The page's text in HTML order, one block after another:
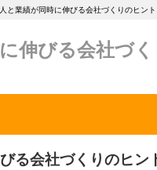
と業績が同時に伸びる会社づくりのヒント
伸びる会社づ
る会社づくりのヒ